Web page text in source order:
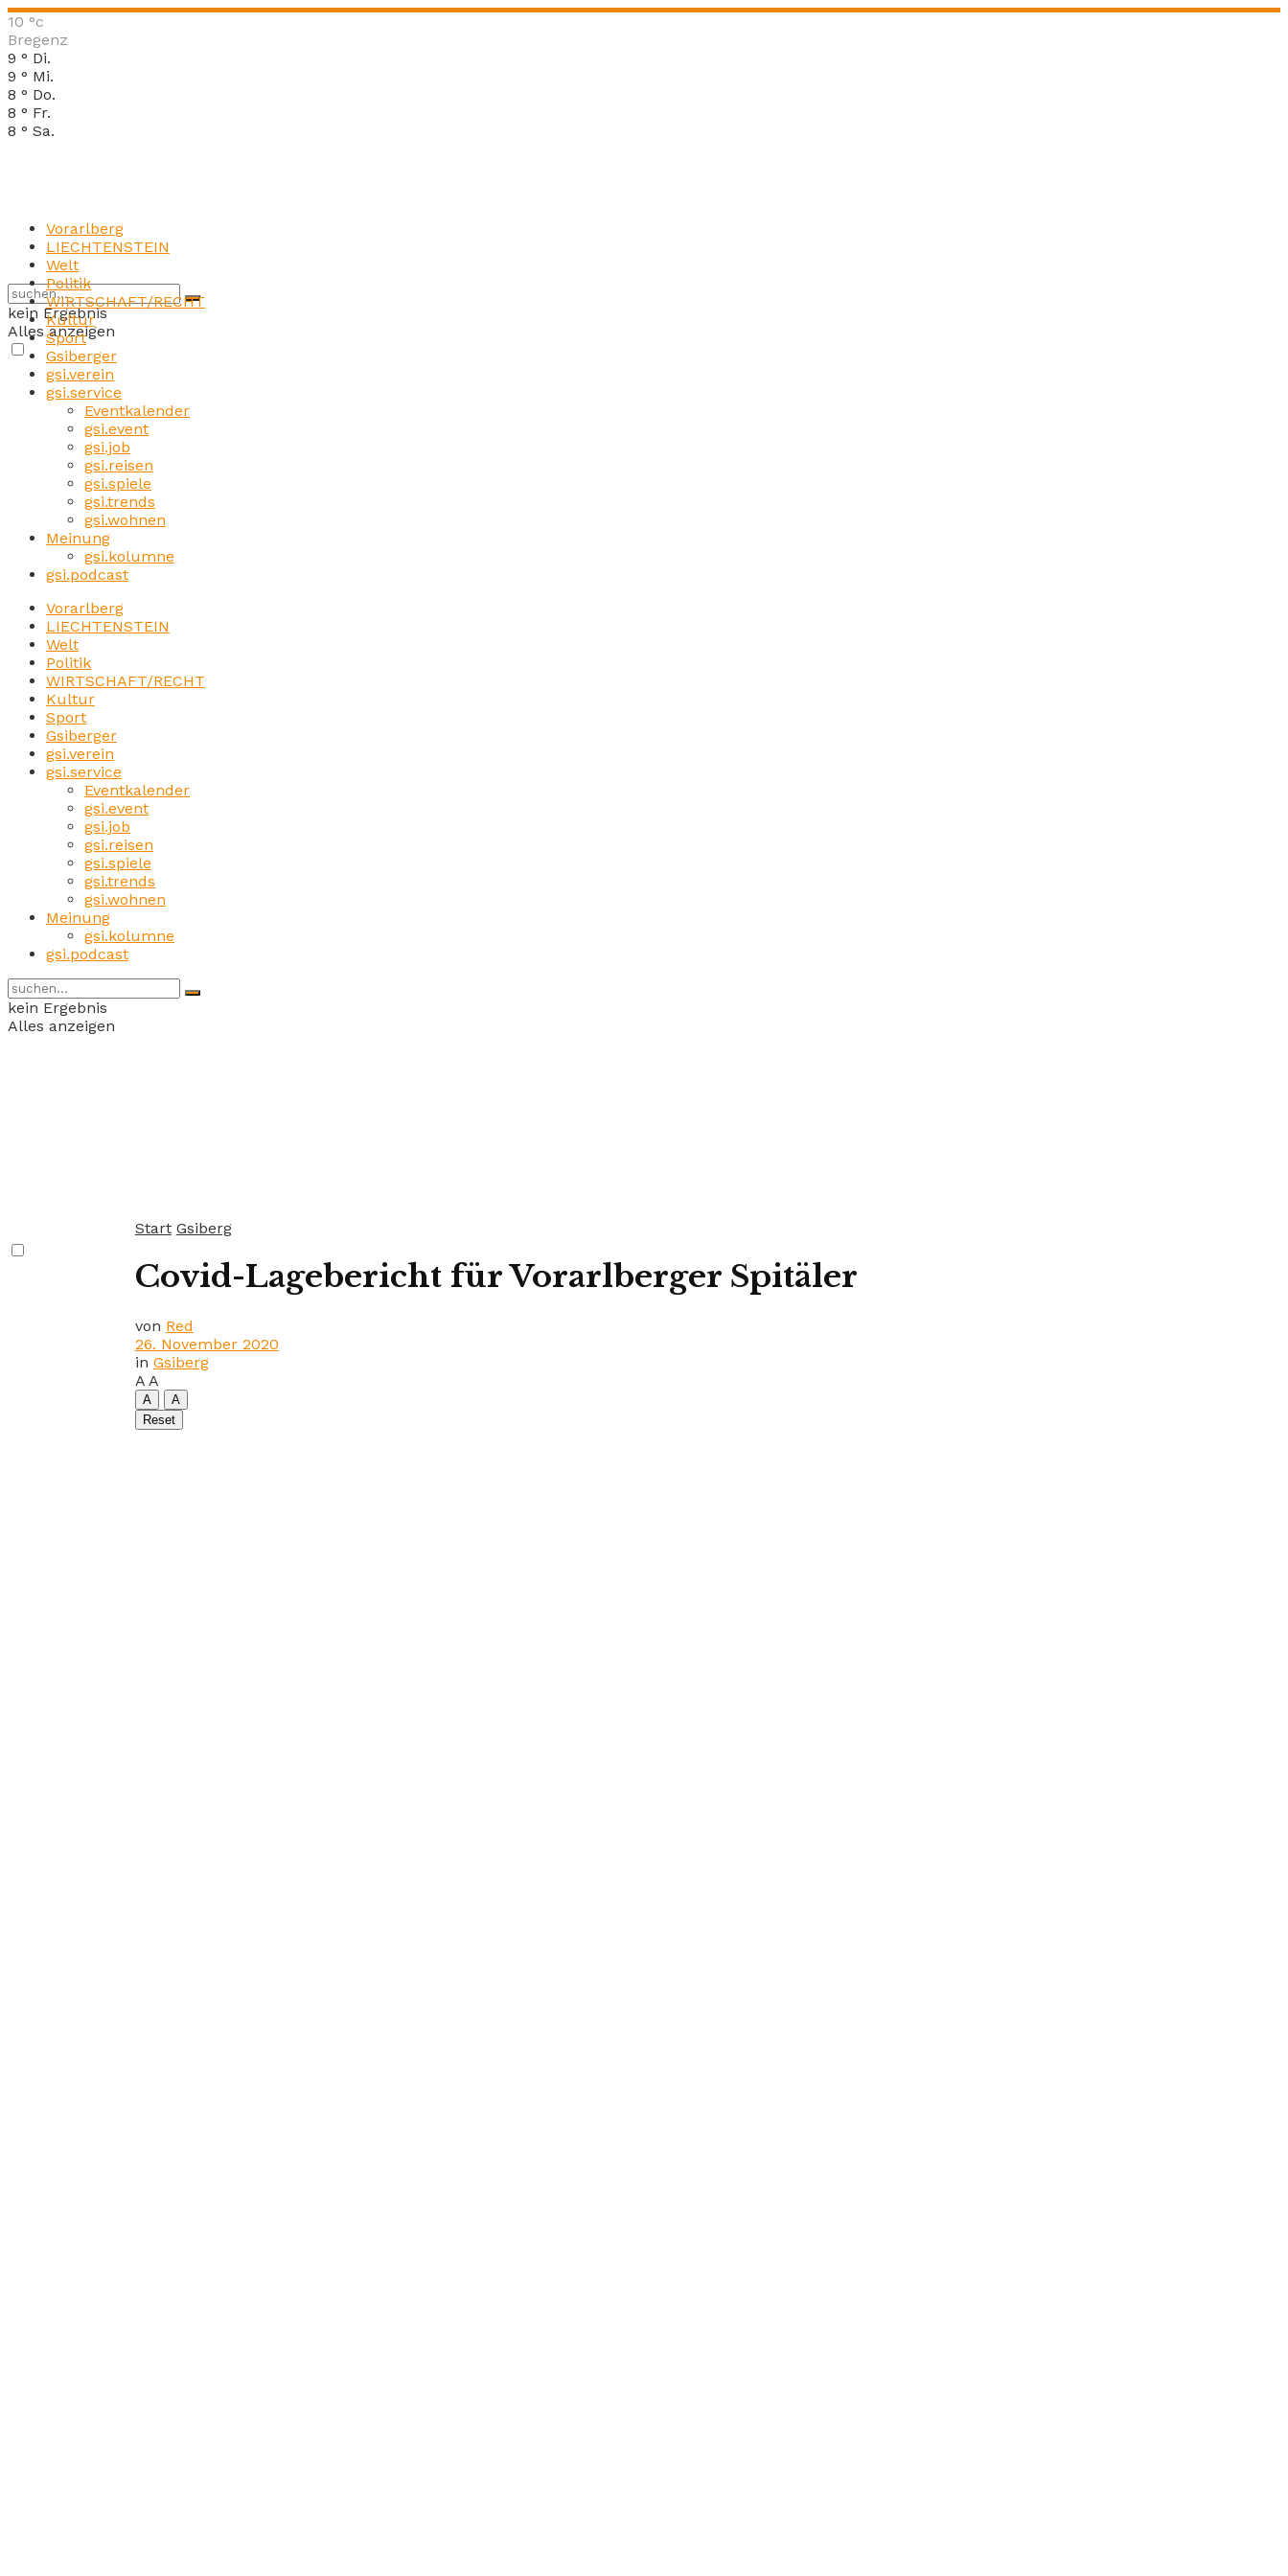
10 °c
Bregenz
9 ° Di.
9 ° Mi.
8 ° Do.
8 ° Fr.
8 ° Sa.
kein Ergebnis
Alles anzeigen
Vorarlberg
LIECHTENSTEIN
Welt
Politik
WIRTSCHAFT/RECHT
Kultur
Sport
Gsiberger
gsi.verein
gsi.service
Eventkalender
gsi.event
gsi.job
gsi.reisen
gsi.spiele
gsi.trends
gsi.wohnen
Meinung
gsi.kolumne
gsi.podcast
Vorarlberg
LIECHTENSTEIN
Welt
Politik
WIRTSCHAFT/RECHT
Kultur
Sport
Gsiberger
gsi.verein
gsi.service
Eventkalender
gsi.event
gsi.job
gsi.reisen
gsi.spiele
gsi.trends
gsi.wohnen
Meinung
gsi.kolumne
gsi.podcast
kein Ergebnis
Alles anzeigen
Start Gsiberg
Covid-Lagebericht für Vorarlberger Spitäler
von Red
26. November 2020
in Gsiberg
A A
A
A
Reset